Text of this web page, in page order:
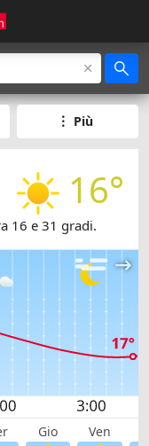
Più
16°
16 e 31 gradi.
Gio Ven